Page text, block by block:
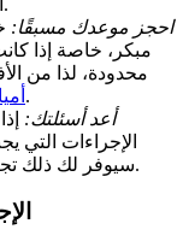
المطلوبة لتجنب التأخيرات والمشكلات.
احجز موعدك مسبقًا:
مبكر، خاصة إذا
محدودة، لذا من
وحجز مكانك في أقرب وقت ممكن.
أعد أسئلتك:
الإجراءات التي
سيوفر لك ذلك تجنب نسيان تفاصيل مهمة خلال موعدك.